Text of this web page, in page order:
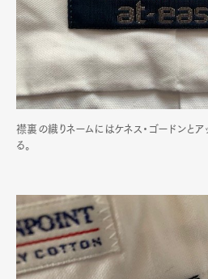
襟裏の織りネームにはケネス・ゴードンと
る。